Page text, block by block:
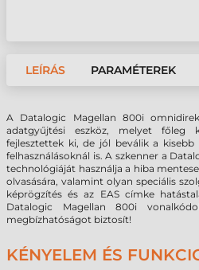
LEÍRÁS PARAMÉTEREK
A Datalogic Magellan 800i
adatgyűjtési eszköz, melyet főleg
fejlesztettek ki, de jól beválik a
felhasználásoknál is. A szkenner a
technológiáját használja a hiba
olvasására, valamint olyan speciális
képrögzítés és az EAS címke
Datalogic Magellan 800i
megbízhatóságot biztosít!
KÉNYELEM ÉS